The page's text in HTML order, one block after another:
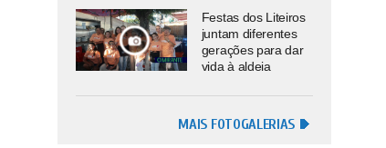
Festas dos Liteiros
juntam diferentes
gerações para dar
vida à aldeia
MAIS FOTOGALERIAS